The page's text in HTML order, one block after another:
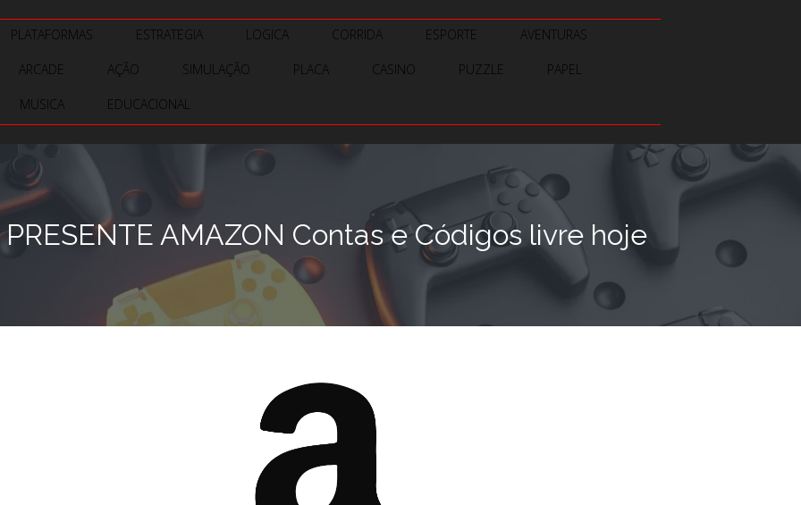
PLATAFORMAS ESTRATEGIA LOGICA CORRIDA ESPORTE AVENTURAS
ARCADE AÇÃO SIMULAÇÃO PLACA CASINO PUZZLE PAPEL
MUSICA EDUCACIONAL
AMAZON Contas e Códigos livre hoje